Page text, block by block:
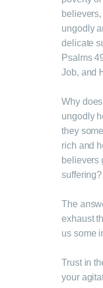
ungodly
delicate
Psalms
Job, and
Why
ungodly
they
rich and
believers
suffering?
The
exhaust
us some
Trust in
your